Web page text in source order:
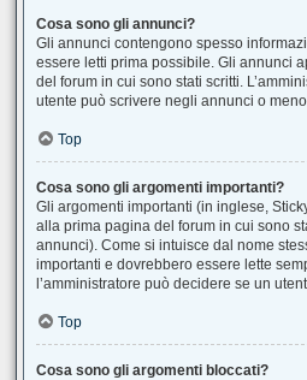
Cosa sono gli annunci?
Gli annunci contengono spesso
essere letti prima possibile. Gli annunci
del forum in cui sono stati scritti.
utente può scrivere negli annunci o
Top
Cosa sono gli argomenti importanti?
Gli argomenti importanti (in inglese,
alla prima pagina del forum in cui sono
annunci). Come si intuisce dal nome
importanti e dovrebbero essere lette
l’amministratore può decidere se un
Top
Cosa sono gli argomenti bloccati?